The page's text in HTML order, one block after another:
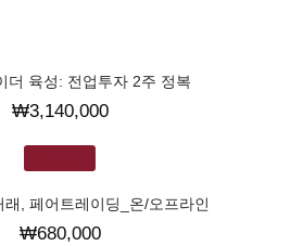
더 육성: 전업투자 2주 정복
₩3,140,000
래, 페어트레이딩_온/오프라인
₩680,000